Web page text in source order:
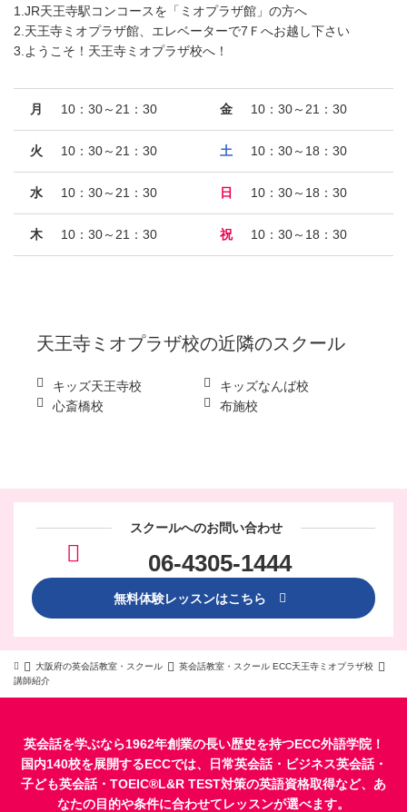
1.JR天王寺駅コンコースを「ミオプラザ館」の方へ
2.天王寺ミオプラザ館、エレベーターで7Ｆへお越し下さい
3.ようこそ！天王寺ミオプラザ校へ！
月 10：30～21：30
火 10：30～21：30
水 10：30～21：30
木 10：30～21：30
金 10：30～21：30
土 10：30～18：30
日 10：30～18：30
祝 10：30～18：30
天王寺ミオプラザ校の近隣のスクール
キッズ天王寺校
キッズなんば校
心斎橋校
布施校
スクールへのお問い合わせ
06-4305-1444
無料体験レッスンはこちら
大阪府の英会話教室・スクール
英会話教室・スクール ECC天王寺ミオプラザ校
講師紹介
英会話を学ぶなら1962年創業の長い歴史を持つECC外語学院！
国内140校を展開するECCでは、
日常英会話・ ビジネス英会話・
子ども英会話・ TOEIC®L&R TEST対策の英語資格取得など、あ
なたの目的や条件に合わせてレッスンが選べます。